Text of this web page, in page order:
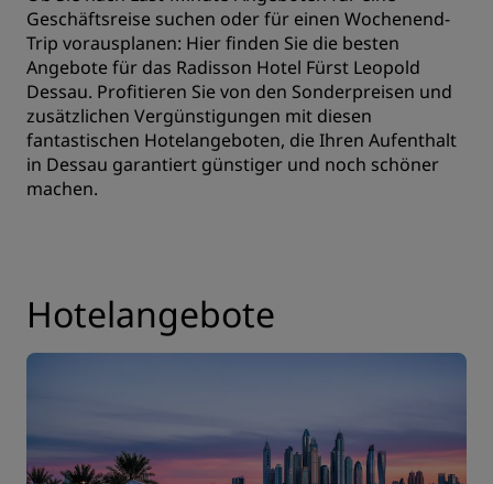
Geschäftsreise suchen oder für einen Wochenend-
Trip vorausplanen: Hier finden Sie die besten
Angebote für das Radisson Hotel Fürst Leopold
Dessau. Profitieren Sie von den Sonderpreisen und
zusätzlichen Vergünstigungen mit diesen
fantastischen Hotelangeboten, die Ihren Aufenthalt
in Dessau garantiert günstiger und noch schöner
machen.
Hotelangebote